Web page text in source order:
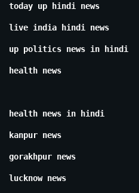
today up hindi news
live india hindi news
up politics news in hindi
health news
health news in hindi
kanpur news
gorakhpur news
lucknow news